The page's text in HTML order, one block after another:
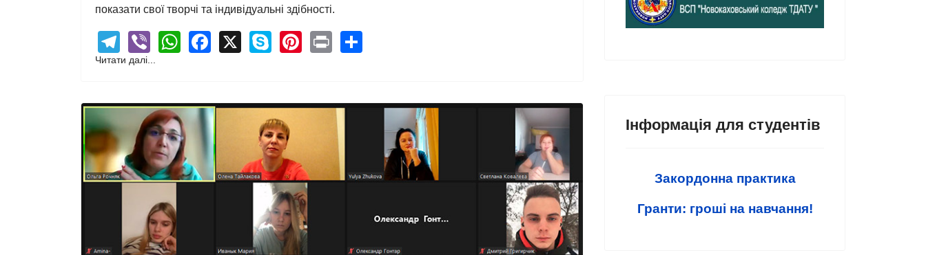
показати свої творчі та індивідуальні здібності.
Telegram
ViberWhatsApp
Facebook
X SkypePinterest
Print
Читати далі...
Інформація для студентів
Закордонна практика
Гранти: гроші на навчання!